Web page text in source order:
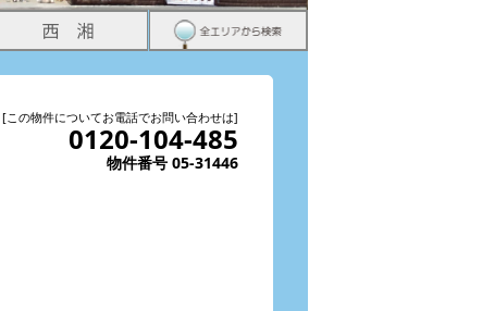
[この物件についてお電話でお問い合わせは]
0120-104-485
物件番号 05-31446